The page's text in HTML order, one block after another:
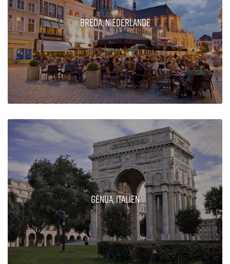
Breda, Niederlande
Genua, Italien